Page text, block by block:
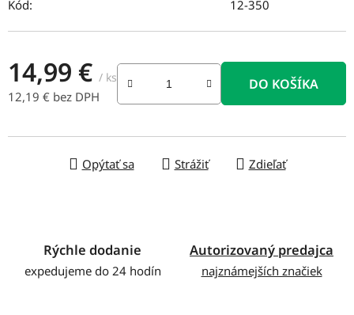
Kód:
12-350
14,99 € / ks
12,19 € bez DPH
DO KOŠÍKA
Opýtať sa Strážiť Zdieľať
Rýchle dodanie
expedujeme do 24 hodín
Autorizovaný predajca
najznámejších značiek